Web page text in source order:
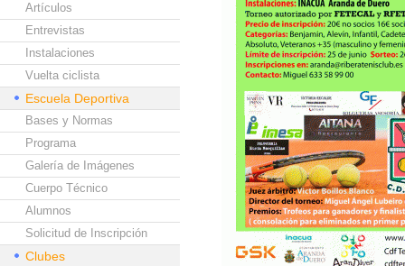
Artículos
Entrevistas
Instalaciones
Vuelta ciclista
Escuela Deportiva
Bases y Normas
Programa
Galería de Imágenes
Cuerpo Técnico
Alumnos
Solicitud de Inscripción
Clubes